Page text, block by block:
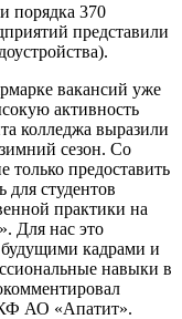
порядка 370
представили
вакансий уже
активность
колледжа выразили
сезон. Со
предоставить
для студентов
практики на
Для нас это
будущими кадрами и
навыки в
КФ АО «Апатит».